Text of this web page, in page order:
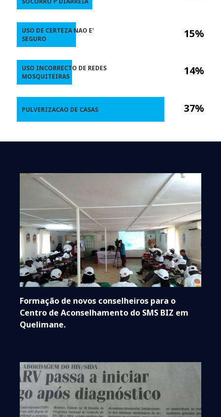
15%
14%
37%
USO DE CERTEZA NAO E'
SEGURO
USO INCORRECTO DE REDES
MOSQUITEIRAS
PULVERIZACAO DE CASAS
Formação de novos conselheiros para o
Centro de Aconselhamento do SMS BIZ em
Quelimane.